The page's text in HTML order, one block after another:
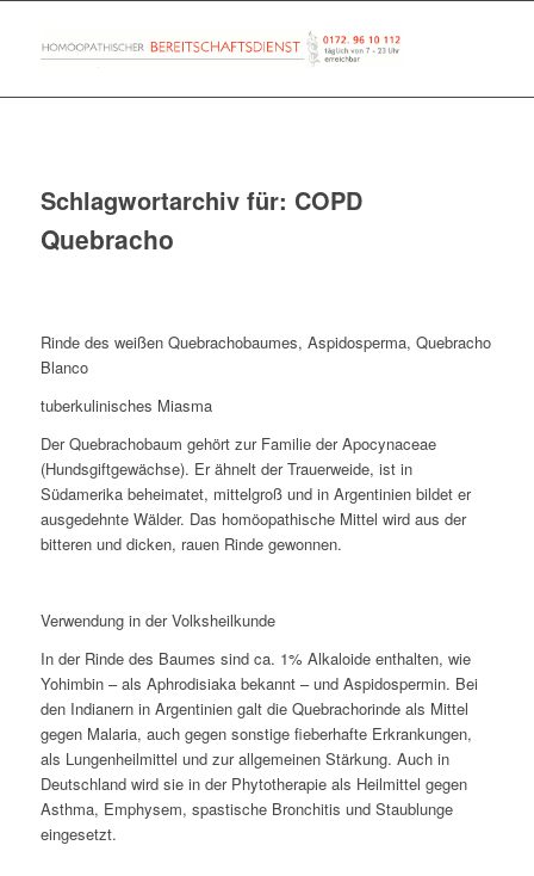
Schlagwortarchiv für: COPD
Quebracho
Rinde des weißen Quebrachobaumes, Aspidosperma, Quebracho
Blanco
tuberkulinisches Miasma
Der Quebrachobaum gehört zur Familie der Apocynaceae
(Hundsgiftgewächse). Er ähnelt der Trauerweide, ist in
Südamerika beheimatet, mittelgroß und in Argentinien bildet er
ausgedehnte Wälder. Das homöopathische Mittel wird aus der
bitteren und dicken, rauen Rinde gewonnen.
Verwendung in der Volksheilkunde
In der Rinde des Baumes sind ca. 1% Alkaloide enthalten, wie
Yohimbin – als Aphrodisiaka bekannt – und Aspidospermin. Bei
den Indianern in Argentinien galt die Quebrachorinde als Mittel
gegen Malaria, auch gegen sonstige fieberhafte Erkrankungen,
als Lungenheilmittel und zur allgemeinen Stärkung. Auch in
Deutschland wird sie in der Phytotherapie als Heilmittel gegen
Asthma, Emphysem, spastische Bronchitis und Staublunge
eingesetzt.